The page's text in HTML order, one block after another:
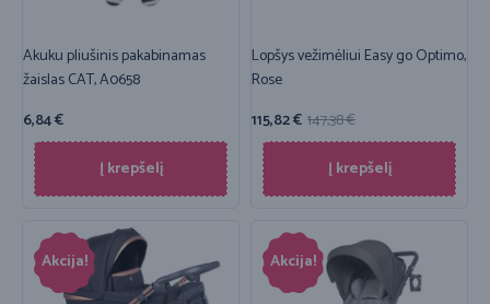
Akuku pliušinis pakabinamas
žaislas CAT, A0658
6,84€
Į krepšelį
Lopšys vežimėliui Easy go Optimo,
Rose
147,38€
115,82€
Į krepšelį
Akcija! Akcija!